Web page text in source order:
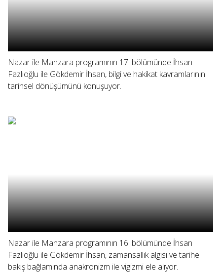
Nazar ile Manzara programının 17. bölümünde İhsan
Fazlıoğlu ile Gökdemir İhsan, bilgi ve hakikat kavramlarının
tarihsel dönüşümünü konuşuyor.
Nazar ile Manzara programının 16. bölümünde İhsan
Fazlıoğlu ile Gökdemir İhsan, zamansallık algısı ve tarihe
bakış bağlamında anakronizm ile vigizmi ele alıyor.